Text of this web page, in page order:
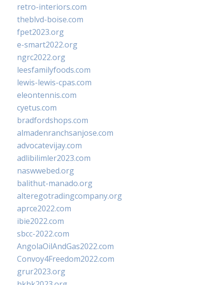
retro-interiors.com
theblvd-boise.com
fpet2023.org
e-smart2022.org
ngrc2022.org
leesfamilyfoods.com
lewis-lewis-cpas.com
eleontennis.com
cyetus.com
bradfordshops.com
almadenranchsanjose.com
advocatevijay.com
adlibilimler2023.com
naswwebed.org
balithut-manado.org
alteregotradingcompany.org
aprce2022.com
ibie2022.com
sbcc-2022.com
AngolaOilAndGas2022.com
Convoy4Freedom2022.com
grur2023.org